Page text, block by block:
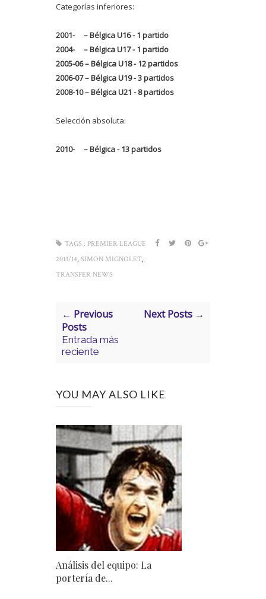
Categorías inferiores:
2001- – Bélgica U16 - 1 partido
2004- – Bélgica U17 - 1 partido
2005-06 – Bélgica U18 - 12 partidos
2006-07 – Bélgica U19 - 3 partidos
2008-10 – Bélgica U21 - 8 partidos
Selección absoluta:
2010- – Bélgica - 13 partidos
TAGS : PREMIER LEAGUE
2013/14 SIMON MIGNOLET
TRANSFER NEWS
← Previous
Posts
Entrada más
reciente
Next Posts →
YOU MAY ALSO LIKE
Análisis del equipo: La
portería de...